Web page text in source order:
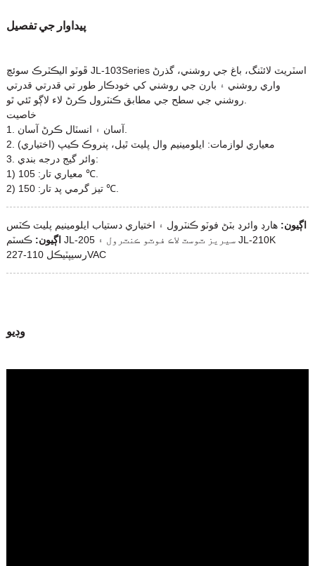
پيداوار جي تفصيل
ڦوٽو اليڪٽرڪ سوئچ JL-103Series اسٽريٽ لائٽنگ، باغ جي روشني، گذرڻ
واري روشني ۽ بارن جي روشني کي خودڪار طور تي قدرتي قدرتي
خاصيت
2. معياري لوازمات: ايلومينيم وال پليٽ ٿيل، پنروڪ ڪيپ (اختياري)
3. وائر گيج درجه بندي:
1) معياري تار: 105 ℃.
2) تيز گرمي پد تار: 150 ℃.
اڳيون: هارڊ وائرڊ بٽڻ فوٽو ڪنٽرول ۽ اختياري دستياب ايلومينيم پليٽ ڪٽس
اڳيون: ڪسٽم JL-205 سيريز ٽوسٽ لاڪ فوٽو ڪنٽرول ۽ JL-210K
رسيپٽيڪل 110-227VAC
وڊيو